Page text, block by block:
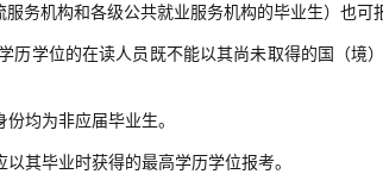
务机构和各级公共就业服务机构的毕业生）也可
历学位的在读人员既不能以其尚未取得的国（境
均为非应届毕业生。
其毕业时获得的最高学历学位报考。